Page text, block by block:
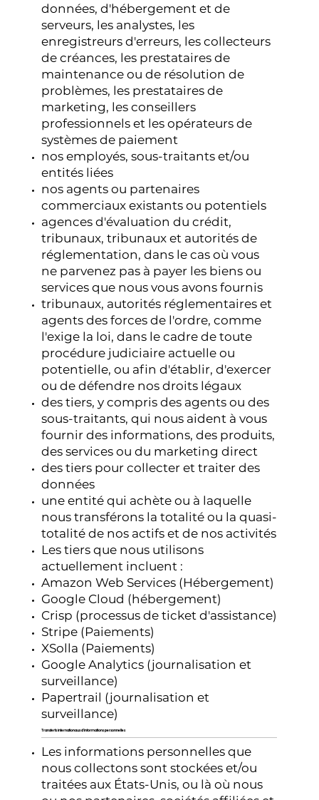
données, d'hébergement et de
serveurs, les analystes, les
enregistreurs d'erreurs, les collecteurs
de créances, les prestataires de
maintenance ou de résolution de
problèmes, les prestataires de
marketing, les conseillers
professionnels et les opérateurs de
systèmes de paiement
nos employés, sous-traitants et/ou
entités liées
nos agents ou partenaires
commerciaux existants ou potentiels
agences d'évaluation du crédit,
tribunaux, tribunaux et autorités de
réglementation, dans le cas où vous
ne parvenez pas à payer les biens ou
services que nous vous avons fournis
tribunaux, autorités réglementaires et
agents des forces de l'ordre, comme
l'exige la loi, dans le cadre de toute
procédure judiciaire actuelle ou
potentielle, ou afin d'établir, d'exercer
ou de défendre nos droits légaux
des tiers, y compris des agents ou des
sous-traitants, qui nous aident à vous
fournir des informations, des produits,
des services ou du marketing direct
des tiers pour collecter et traiter des
données
une entité qui achète ou à laquelle
nous transférons la totalité ou la quasi-
totalité de nos actifs et de nos activités
Les tiers que nous utilisons
actuellement incluent :
Amazon Web Services (Hébergement)
Google Cloud (hébergement)
Crisp (processus de ticket d'assistance)
Stripe (Paiements)
XSolla (Paiements)
Google Analytics (journalisation et
surveillance)
Papertrail (journalisation et
surveillance)
Transferts internationaux d'informations personnelles
Les informations personnelles que
nous collectons sont stockées et/ou
traitées aux États-Unis, ou là où nous